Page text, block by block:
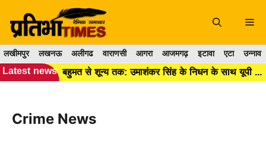
content
लखीमपुर लखनऊ अलीगढ वाराणसी आगरा आजमगढ़ इटावा एटा उन्नाव
Latest news बहुमत से शून्य तक: उमाशंकर सिंह के निधन के साथ यूपी विधानसभा में BSP का अस्तित्व हुआ खत्म।।
Crime News